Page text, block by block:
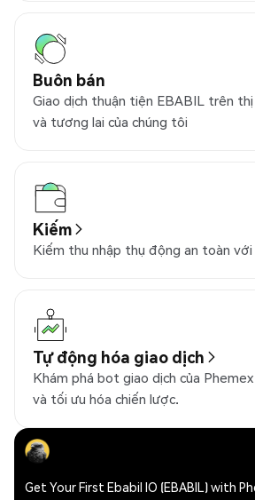
Buôn bán
Giao dịch thuận tiện EBABIL trên
và tương lai của chúng tôi
Kiếm
Kiếm thu nhập thụ động an toàn
Tự động hóa giao dịch
Khám phá bot giao dịch của
và tối ưu hóa chiến lược.
Get Your First Ebabil IO (EBABIL) with